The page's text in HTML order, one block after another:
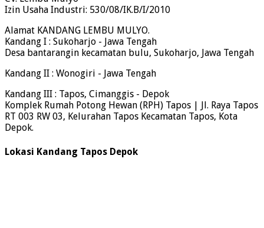
Izin Usaha Industri: 530/08/IK.B/I/2010
Alamat KANDANG LEMBU MULYO.
Kandang I : Sukoharjo - Jawa Tengah
Desa bantarangin kecamatan bulu, Sukoharjo, Jawa Tengah
Kandang II : Wonogiri - Jawa Tengah
Kandang III : Tapos, Cimanggis - Depok
Komplek Rumah Potong Hewan (RPH) Tapos | Jl. Raya Tapos
RT 003 RW 03, Kelurahan Tapos Kecamatan Tapos, Kota
Depok.
Lokasi Kandang Tapos Depok